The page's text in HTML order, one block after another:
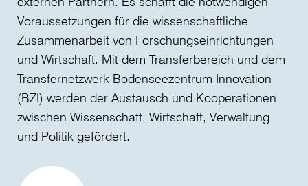
Voraussetzungen für die wissenschaftliche
Zusammenarbeit von Forschungseinrichtungen
und Wirtschaft. Mit dem Transferbereich und dem
Transfernetzwerk Bodenseezentrum Innovation
(BZI) werden der Austausch und Kooperationen
zwischen Wissenschaft, Wirtschaft, Verwaltung
und Politik gefördert.